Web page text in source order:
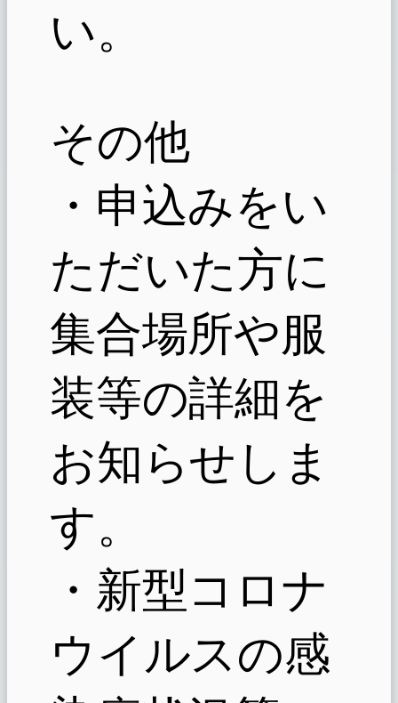
い。
その他
・申込みをい
ただいた方に
集合場所や服
装等の詳細を
お知らせしま
す。
・新型コロナ
ウイルスの感